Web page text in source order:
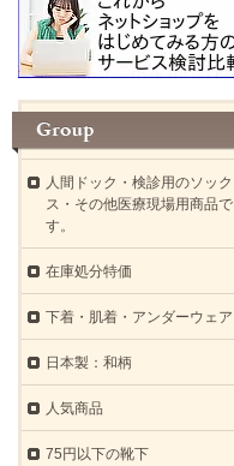
人間ドック・検診用のソック
ス・その他医療現場用商品で
す。
在庫処分特価
下着・肌着・アンダーウェア
日本製：和柄
人気商品
75円以下の靴下